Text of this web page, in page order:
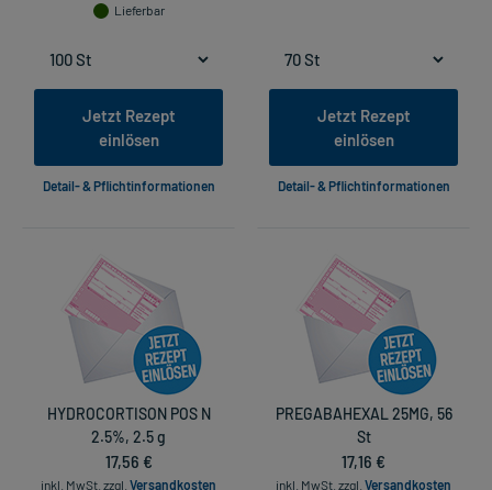
Lieferbar
Jetzt Rezept
einlösen
Detail- & Pflichtinformationen
Jetzt Rezept
einlösen
Detail- & Pflichtinformationen
HYDROCORTISON POS N
2.5%, 2.5 g
17,56 €
inkl. MwSt. zzgl. Versandkosten
PREGABAHEXAL 25MG, 56
St
17,16 €
inkl. MwSt. zzgl. Versandkosten